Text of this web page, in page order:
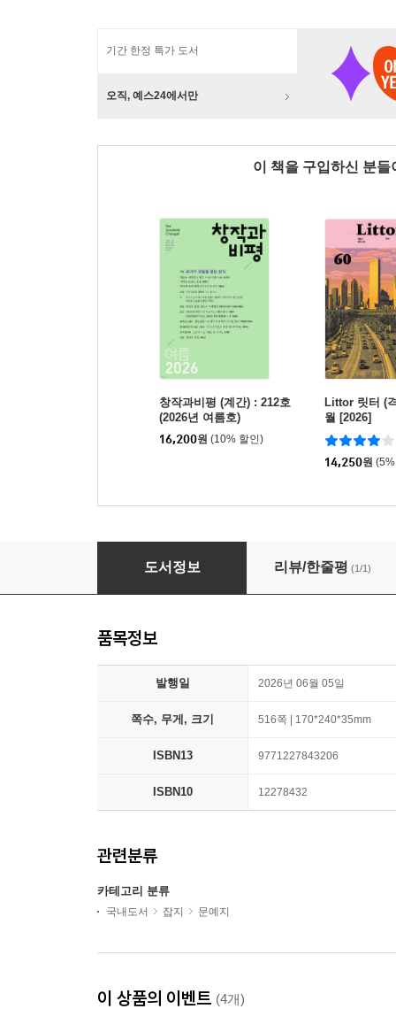
기간 한정 특가 도서
오직, 예스24에서만
이 책을 구입하신 분
창작과비평 (계간) : 212호
(2026년 여름호)
16,200원 (10% 할인)
Littor 릿터 (
월 [2026]
14,250원
문학동네 (계간) : 여름호 [2026]
도서정보 리뷰/한줄평 (1/1)
품목정보
발행일 2026년 06월 05일
쪽수, 무게, 크기 516쪽 | 170*240*35mm
ISBN13 9771227843206
ISBN10 12278432
관련분류
카테고리 분류
국내도서 잡지 문예지
이 상품의 이벤트 (4개)